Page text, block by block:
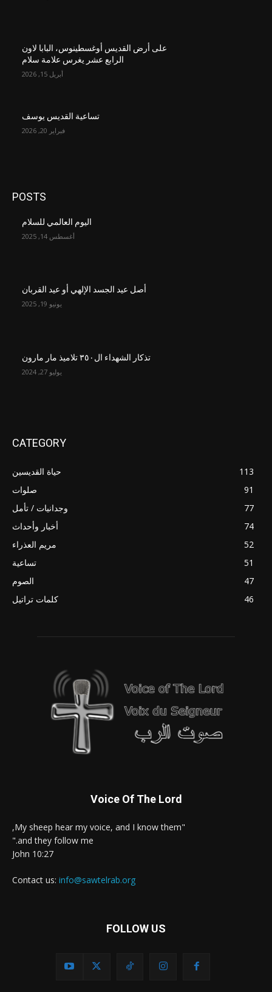
على أرض القديس أوغسطينوس، البابا لاون
الرابع عشر يغرس علامة سلام
أبريل 15, 2026
تساعية القديس يوسف
فبراير 20, 2026
POSTS
اليوم العالمي للسلام
أغسطس 14, 2025
أصل عيد الجسد الإلهي أو عيد القربان
يونيو 19, 2025
تذكار الشهداء ال٣٥٠ تلاميذ مار مارون
يوليو 27, 2024
CATEGORY
حياة القديسين
113
صلوات
91
وجدانيات / تأمل
77
أخبار وأحداث
74
مريم العذراء
52
تساعية
51
الصوم
47
كلمات تراتيل
46
Voice Of The Lord
"My sheep hear my voice, and I know them,
and they follow me."
John 10:27
Contact us: info@sawtelrab.org
FOLLOW US